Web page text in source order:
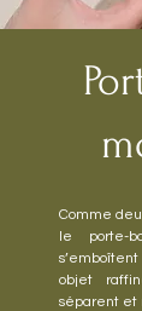
Comme
le porte-
objet
séparent et